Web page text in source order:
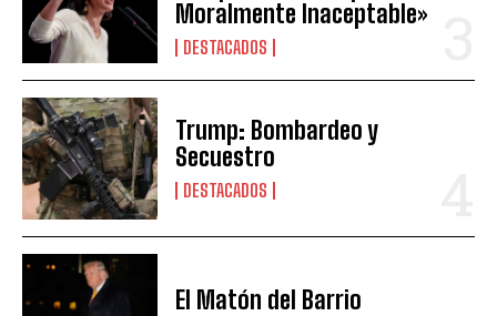
Moralmente Inaceptable»
DESTACADOS
Trump: Bombardeo y
Secuestro
DESTACADOS
El Matón del Barrio